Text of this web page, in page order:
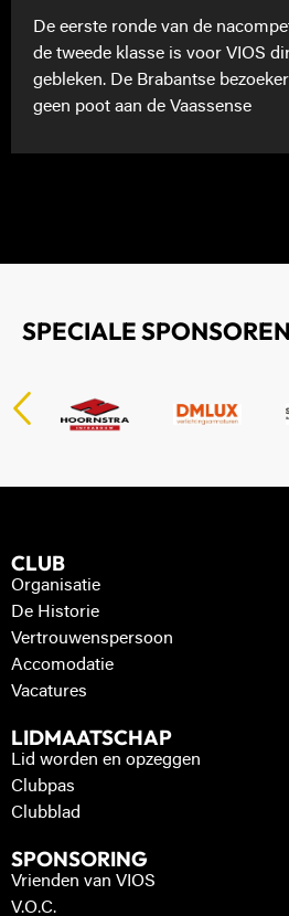
De eerste ronde van de
de tweede klasse is voor VIOS
gebleken. De Brabantse
geen poot aan de Vaassense
SPECIALE SPONSOREN
CLUB
Organisatie
De Historie
Vertrouwenspersoon
Accomodatie
Vacatures
LIDMAATSCHAP
Lid worden en opzeggen
Clubpas
Clubblad
SPONSORING
Vrienden van VIOS
V.O.C.